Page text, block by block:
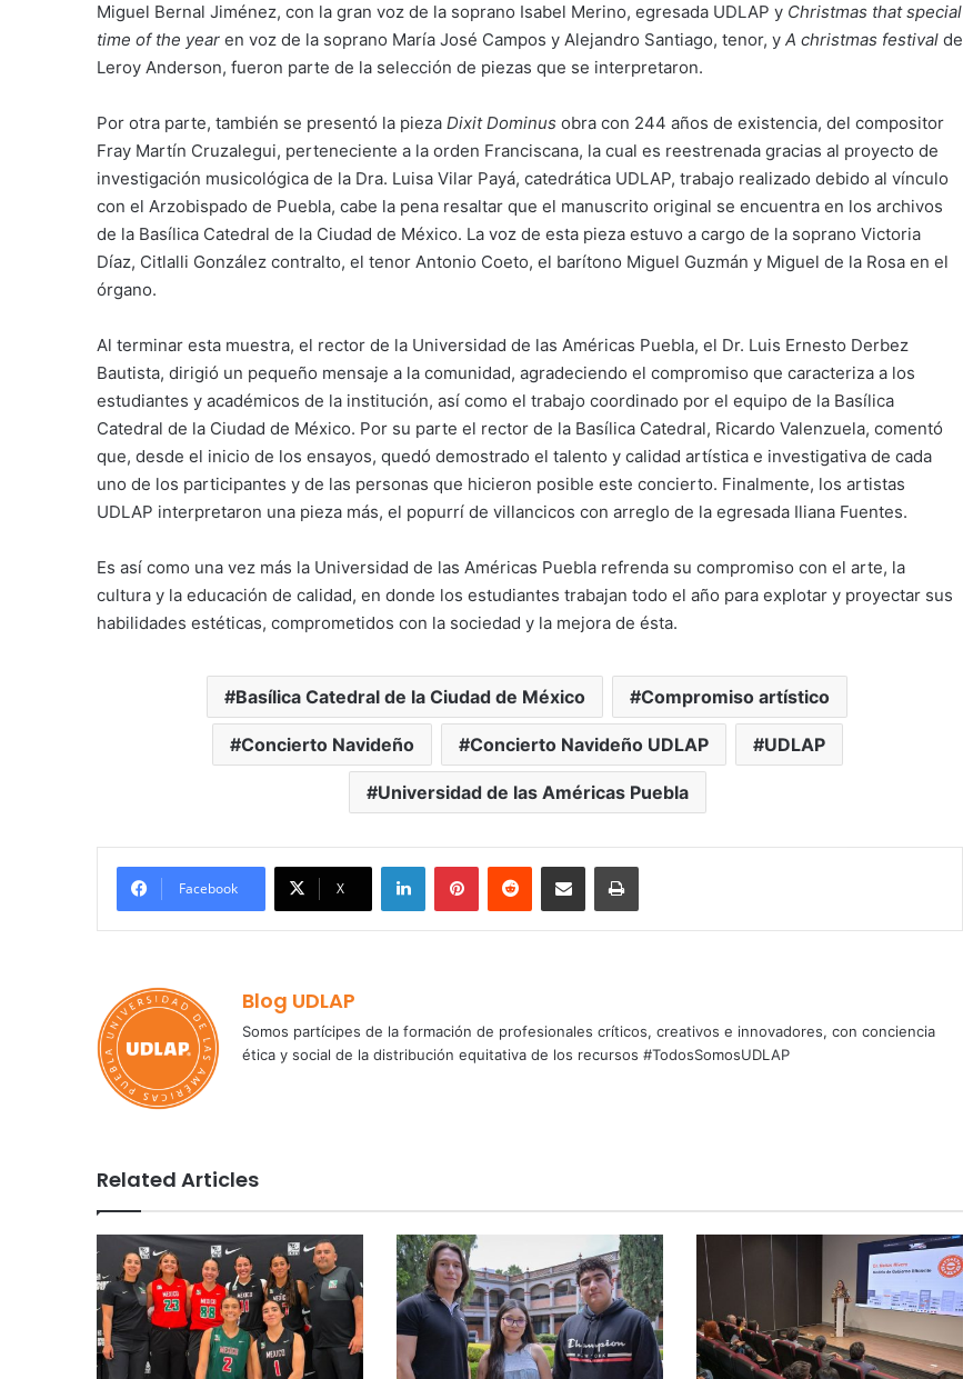
Miguel Bernal Jiménez, con la gran voz de la soprano Isabel Merino, egresada UDLAP y Christmas that special
time of the year en voz de la soprano María José Campos y Alejandro Santiago, tenor, y A christmas festival de
Leroy Anderson, fueron parte de la selección de piezas que se interpretaron.
Por otra parte, también se presentó la pieza Dixit Dominus obra con 244 años de existencia, del compositor
Fray Martín Cruzalegui, perteneciente a la orden Franciscana, la cual es reestrenada gracias al proyecto de
investigación musicológica de la Dra. Luisa Vilar Payá, catedrática UDLAP, trabajo realizado debido al vínculo
con el Arzobispado de Puebla, cabe la pena resaltar que el manuscrito original se encuentra en los archivos
de la Basílica Catedral de la Ciudad de México. La voz de esta pieza estuvo a cargo de la soprano Victoria
Díaz, Citlalli González contralto, el tenor Antonio Coeto, el barítono Miguel Guzmán y Miguel de la Rosa en el
órgano.
Al terminar esta muestra, el rector de la Universidad de las Américas Puebla, el Dr. Luis Ernesto Derbez
Bautista, dirigió un pequeño mensaje a la comunidad, agradeciendo el compromiso que caracteriza a los
estudiantes y académicos de la institución, así como el trabajo coordinado por el equipo de la Basílica
Catedral de la Ciudad de México. Por su parte el rector de la Basílica Catedral, Ricardo Valenzuela, comentó
que, desde el inicio de los ensayos, quedó demostrado el talento y calidad artística e investigativa de cada
uno de los participantes y de las personas que hicieron posible este concierto. Finalmente, los artistas
UDLAP interpretaron una pieza más, el popurrí de villancicos con arreglo de la egresada Iliana Fuentes.
Es así como una vez más la Universidad de las Américas Puebla refrenda su compromiso con el arte, la
cultura y la educación de calidad, en donde los estudiantes trabajan todo el año para explotar y proyectar sus
habilidades estéticas, comprometidos con la sociedad y la mejora de ésta.
Basílica Catedral de la Ciudad de México Compromiso artístico
Concierto Navideño Concierto Navideño UDLAP UDLAP
Universidad de las Américas Puebla
Facebook X
LinkedInPinterestReddit Share via Email Print
Blog UDLAP
Somos partícipes de la formación de profesionales críticos, creativos e innovadores, con conciencia
ética y social de la distribución equitativa de los recursos #TodosSomosUDLAP
Related Articles